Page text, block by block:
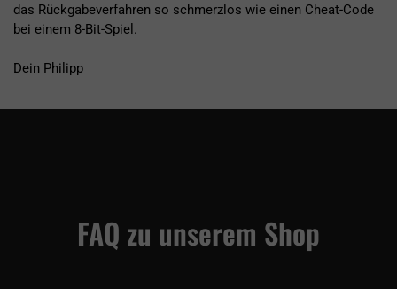
das Rückgabeverfahren so schmerzlos wie einen Cheat-Code
bei einem 8-Bit-Spiel.
Dein Philipp
FAQ zu unserem Shop